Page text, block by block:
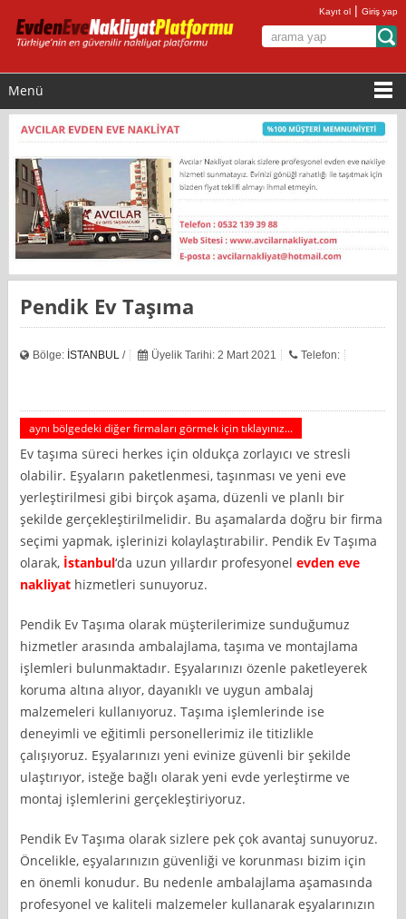
Kayıt ol |Giriş yap
Menü
Pendik Ev Taşıma
Bölge: İSTANBUL / Üyelik Tarihi: 2 Mart 2021 Telefon:
aynı bölgedeki diğer firmaları görmek için tıklayınız...
Ev taşıma süreci herkes için oldukça zorlayıcı ve stresli
olabilir. Eşyaların paketlenmesi, taşınması ve yeni eve
yerleştirilmesi gibi birçok aşama, düzenli ve planlı bir
şekilde gerçekleştirilmelidir. Bu aşamalarda doğru bir firma
seçimi yapmak, işlerinizi kolaylaştırabilir. Pendik Ev Taşıma
olarak, İstanbul‘da uzun yıllardır profesyonelevden eve
nakliyat hizmetleri sunuyoruz.
Pendik Ev Taşıma olarak müşterilerimize sunduğumuz
hizmetler arasında ambalajlama, taşıma ve montajlama
işlemleri bulunmaktadır. Eşyalarınızı özenle paketleyerek
koruma altına alıyor, dayanıklı ve uygun ambalaj
malzemeleri kullanıyoruz. Taşıma işlemlerinde ise
deneyimli ve eğitimli personellerimiz ile titizlikle
çalışıyoruz. Eşyalarınızı yeni evinize güvenli bir şekilde
ulaştırıyor, isteğe bağlı olarak yeni evde yerleştirme ve
montaj işlemlerini gerçekleştiriyoruz.
Pendik Ev Taşıma olarak sizlere pek çok avantaj sunuyoruz.
Öncelikle, eşyalarınızın güvenliği ve korunması bizim için
en önemli konudur. Bu nedenle ambalajlama aşamasında
profesyonel ve kaliteli malzemeler kullanarak eşyalarınızın